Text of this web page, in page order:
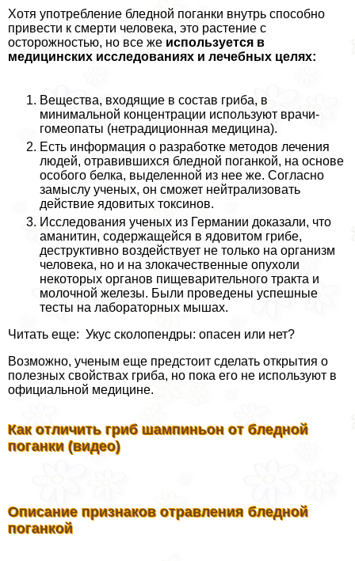
Хотя употрeбление бледной поганки внутрь способно
привести к cмepти человека, это растение с
осторожностью, но все же используется в
медицинских исследованиях и лечебных целях:
Вещества, входящие в состав гриба, в
минимальной концентрации используют врачи-
гомеопаты (нетрадиционная медицина).
Есть информация о разработке методов лечения
людей, отравившихся бледной поганкой, на основе
особого белка, выделенной из нее же. Согласно
замыслу ученых, он сможет нейтрализовать
действие ядовитых токсинов.
Исследования ученых из Германии доказали, что
аманитин, содержащейся в ядовитом грибе,
деструктивно воздействует не только на организм
человека, но и на злокачественные опухоли
некоторых органов пищеварительного тpaкта и
молочной железы. Были проведены успешные
тесты на лабораторных мышах.
Читать еще: Укус сколопендры: опасен или нет?
Возможно, ученым еще предстоит сделать открытия о
полезных свойствах гриба, но пока его не используют в
официальной медицине.
Как отличить гриб шампиньон от бледной
поганки (видео)
Описание признаков отравления бледной
поганкой